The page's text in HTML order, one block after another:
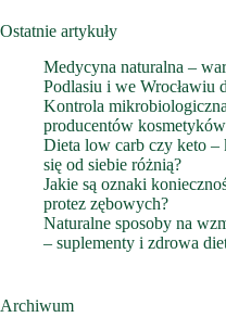
Ostatnie artykuły
Medycyna naturalna –
Podlasiu i we Wrocławiu
Kontrola
producentów
Dieta low carb czy keto
się od siebie różnią?
Jakie są oznaki
protez zębowych?
Naturalne sposoby na
– suplementy i zdrowa
Archiwum